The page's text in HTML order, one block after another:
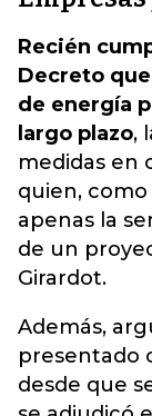
Recién
Decreto
de energía
largo plazo,
medidas en
quien,
apenas la
de un
Girardot.
Además,
presentado
desde que